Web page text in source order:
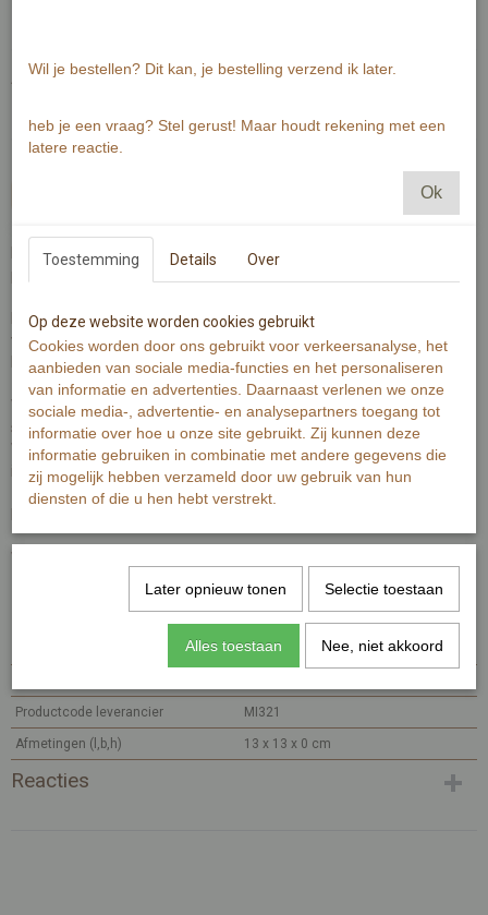
Aantal
Een koffietje of theetje drinken met je neus in de zon op een leuk
Deze kaart is leuk te geven aan een vriendin, collega, je moeder..
voor een uitnodiging om wat leuks te gaan doen of ergens een
koffie of thee te drinken.
Wenskaart is gedrukt op 300 grams warmwit papier met zichtbaar
structuur.
Wenskaart bevat rechte hoeken. Op de achterzijde is minimale
informatie van de kaart zichtbaar.
Wenskaart bevat aan de voorzijde geen tekst.
MI321-346
Productcode leverancier MI321
Afmetingen (l,b,h) 13 x 13 x 0 cm
Reacties
Wil je bestellen? Dit kan, je bestelling verzend ik later.
heb je een vraag? Stel gerust! Maar houdt rekening met een
latere reactie.
Ok
Toestemming Details Over
Op deze website worden cookies gebruikt
Cookies worden door ons gebruikt voor verkeersanalyse, het
aanbieden van sociale media-functies en het personaliseren
van informatie en advertenties. Daarnaast verlenen we onze
sociale media-, advertentie- en analysepartners toegang tot
informatie over hoe u onze site gebruikt. Zij kunnen deze
informatie gebruiken in combinatie met andere gegevens die
zij mogelijk hebben verzameld door uw gebruik van hun
diensten of die u hen hebt verstrekt.
Later opnieuw tonen Selectie toestaan
Alles toestaan Nee, niet akkoord